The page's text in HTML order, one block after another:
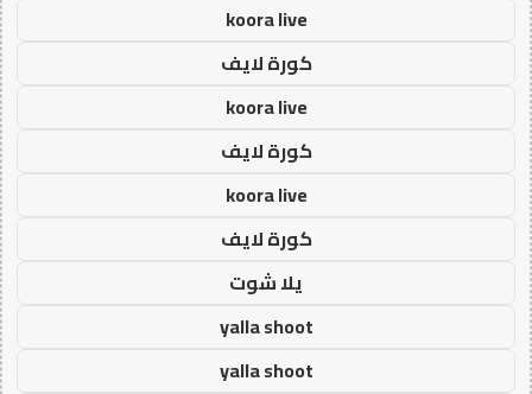
koora live
كورة لايف
koora live
كورة لايف
koora live
كورة لايف
يلا شوت
yalla shoot
yalla shoot